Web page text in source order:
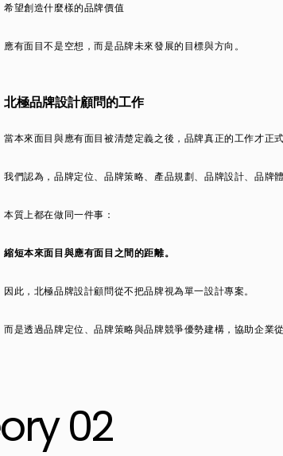
希望創造什麼樣的品牌價值
應有面目不是空想，而是品牌未來發展的目標與方向。
北極品牌設計顧問的工作
當本來面目與應有面目被清楚定義之後，品牌真正的工作才正式
我們認為，品牌定位、品牌策略、產品規劃、品牌設計、品牌
本質上都在做同一件事：
縮短本來面目與應有面目之間的距離。
因此，北極品牌設計顧問從不把品牌視為單一設計專案。
而是透過品牌定位、品牌策略與品牌競爭優勢建構，協助企業
02